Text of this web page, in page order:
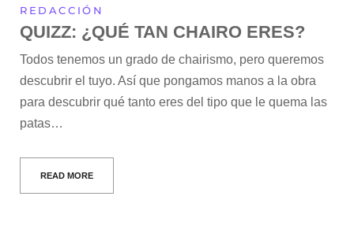
REDACCIÓN
QUIZZ: ¿QUÉ TAN CHAIRO ERES?
Todos tenemos un grado de chairismo, pero queremos
descubrir el tuyo. Así que pongamos manos a la obra
para descubrir qué tanto eres del tipo que le quema las
patas…
READ MORE